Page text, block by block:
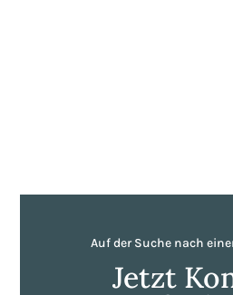
Auf der Suche nach
Jetzt